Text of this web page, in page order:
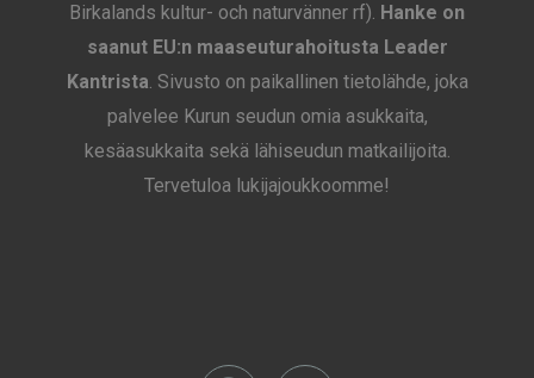
Birkalands kultur- och naturvänner rf). Hanke on
saanut EU:n maaseuturahoitusta Leader
Kantrista. Sivusto on paikallinen tietolähde, joka
palvelee Kurun seudun omia asukkaita,
kesäasukkaita sekä lähiseudun matkailijoita.
Tervetuloa lukijajoukkoomme!